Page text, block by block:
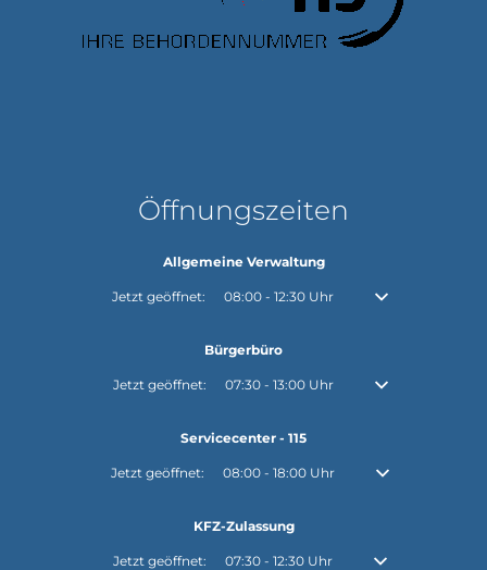
Öffnungszeiten
Allgemeine Verwaltung
Klicken, um weitere Öffnungs- oder Schließzeiten
Jetzt geöffnet: 08:00 - 12:30 Uhr Von 08:00 bis
Bürgerbüro
Klicken, um weitere Öffnungs- oder Schließzeiten
Jetzt geöffnet: 07:30- 13:00Uhr Von 07:30 bis
Servicecenter - 115
Klicken, um weitere Öffnungs- oder Schließzeiten
Jetzt geöffnet: 08:00 - 18:00 Uhr Von 08:00 bis
KFZ-Zulassung
Klicken, um weitere Öffnungs- oder Schließzeiten
Jetzt geöffnet: 07:30 - 12:30 Uhr Von 07:30 bis 12:30